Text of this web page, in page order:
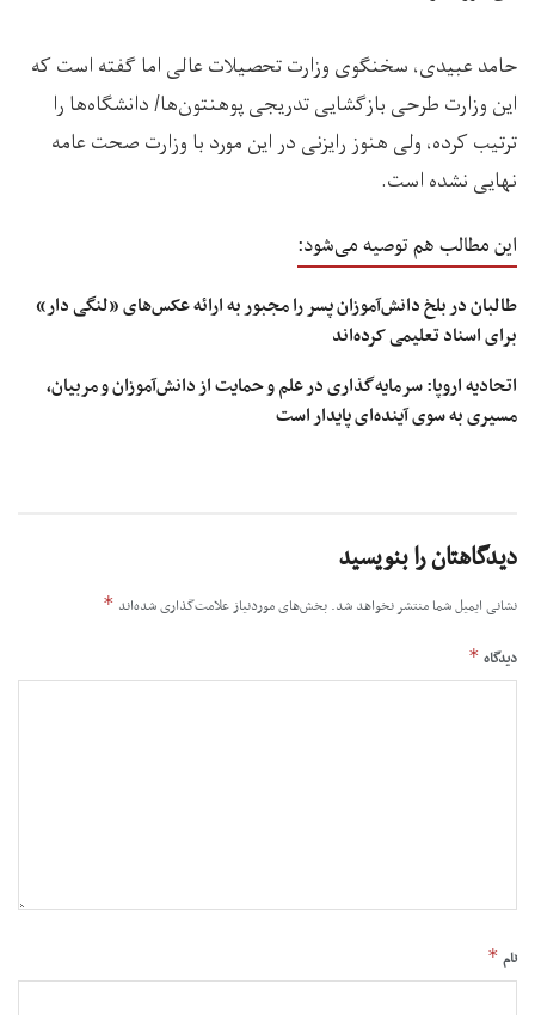
حامد عبیدی، سخنگوی وزارت تحصیلات عالی اما گفته است که
این وزارت طرحی بازگشایی تدریجی پوهنتون‌ها/ دانشگاه‌ها را
ترتیب کرده، ولی هنوز رایزنی در این مورد با وزارت صحت عامه
نهایی نشده است.
این مطالب هم توصیه می‌شود:
طالبان در بلخ دانش‌آموزان پسر را مجبور به ارائه عکس‌های «لنگی دار»
برای اسناد تعلیمی کرده‌اند
اتحادیه اروپا: سرمایه‌گذاری در علم و حمایت از دانش‌آموزان و مربیان،
مسیری به سوی آینده‌ای پایدار است
دیدگاهتان را بنویسید
نشانی ایمیل شما منتشر نخواهد شد. بخش‌های موردنیاز علامت‌گذاری شده‌اند *
دیدگاه *
نام *